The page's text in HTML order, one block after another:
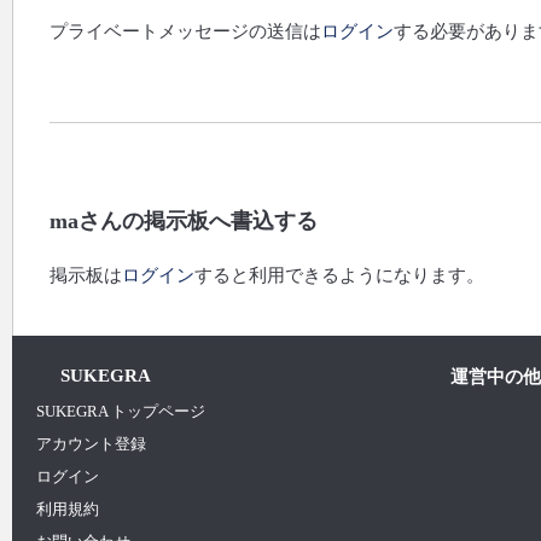
プライベートメッセージの送信はログインする必要がありま
maさんの掲示板へ書込する
掲示板はログインすると利用できるようになります。
SUKEGRA 運営中の
SUKEGRA トップページ
アカウント登録
ログイン
利用規約